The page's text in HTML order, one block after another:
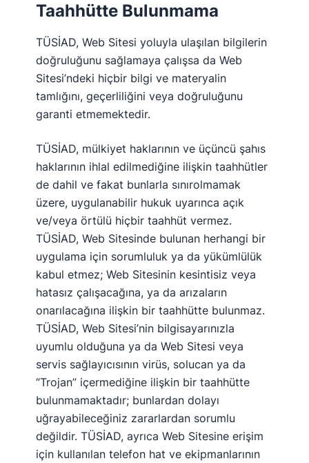
Taahhütte Bulunmama
TÜSİAD, Web Sitesi yoluyla ulaşılan bilgilerin
doğruluğunu sağlamaya çalışsa da Web
Sitesi’ndeki hiçbir bilgi ve materyalin
tamlığını, geçerliliğini veya doğruluğunu
garanti etmemektedir.
TÜSİAD, mülkiyet haklarının ve üçüncü şahıs
haklarının ihlal edilmediğine ilişkin taahhütler
de dahil ve fakat bunlarla sınırolmamak
üzere, uygulanabilir hukuk uyarınca açık
ve/veya örtülü hiçbir taahhüt vermez.
TÜSİAD, Web Sitesinde bulunan herhangi bir
uygulama için sorumluluk ya da yükümlülük
kabul etmez; Web Sitesinin kesintisiz veya
hatasız çalışacağına, ya da arızaların
onarılacağına ilişkin bir taahhütte bulunmaz.
TÜSİAD, Web Sitesi’nin bilgisayarınızla
uyumlu olduğuna ya da Web Sitesi veya
servis sağlayıcısının virüs, solucan ya da
“Trojan” içermediğine ilişkin bir taahhütte
bulunmamaktadır; bunlardan dolayı
uğrayabileceğiniz zararlardan sorumlu
değildir. TÜSİAD, ayrıca Web Sitesine erişim
için kullanılan telefon hat ve ekipmanlarının